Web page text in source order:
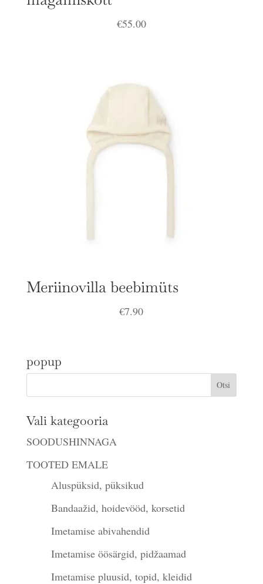
€55.00
Meriinovilla beebimüts
€7.90
popup
Vali kategooria
SOODUSHINNAGA
TOOTED EMALE
Aluspüksid, püksikud
Bandaažid, hoidevööd, korsetid
Imetamise abivahendid
Imetamise öösärgid, pidžaamad
Imetamise pluusid, topid, kleidid